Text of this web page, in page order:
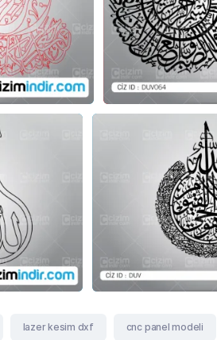
lazer kesim dxf cnc panel modeli